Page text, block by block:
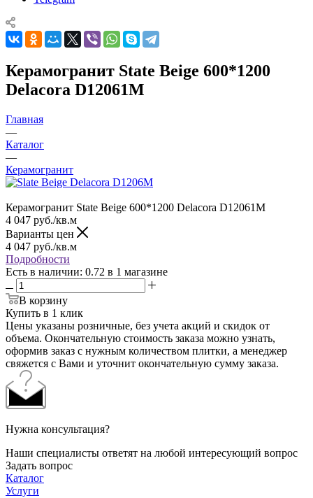
Керамогранит State Beige 600*1200
Delacora D12061M
Главная
—
Каталог
—
Керамогранит
Керамогранит State Beige 600*1200 Delacora D12061M
4 047 руб./кв.м
Варианты цен
4 047 руб./кв.м
Подробности
Есть в наличии: 0.72 в 1 магазине
В корзину
Купить в 1 клик
Цены указаны розничные, без учета акций и скидок от
объема. Окончательную стоимость заказа можно узнать,
оформив заказ с нужным количеством плитки, а менеджер
свяжется с Вами и уточнит окончательную сумму заказа.
Нужна консультация?
Наши специалисты ответят на любой интересующий вопрос
Задать вопрос
Каталог
Услуги